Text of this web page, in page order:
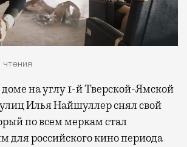
Илья Найшуллер снял свой
по всем меркам стал
для российского кино периода